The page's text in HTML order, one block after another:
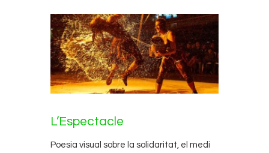
L’Espectacle
Poesia visual sobre la solidaritat, el medi